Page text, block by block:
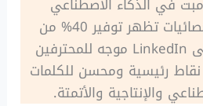
تحسين الإنتاجية مع إحصائيات تظهر توفير 40% من
وقت العمل لمنشور على LinkedIn موجه للمحترفين
بطول 800 كلمة مع 5 نقاط رئيسية ومحسن للكلمات
والإنتاجية والأتمتة.